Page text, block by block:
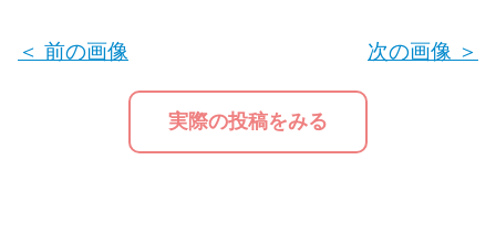
＜ 前の画像
実際の投稿をみる
次の画像 ＞